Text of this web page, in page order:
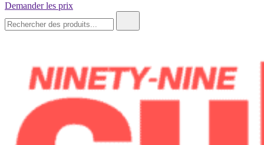
Demander les prix
de